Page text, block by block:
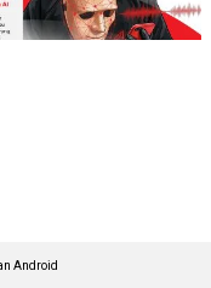
Android